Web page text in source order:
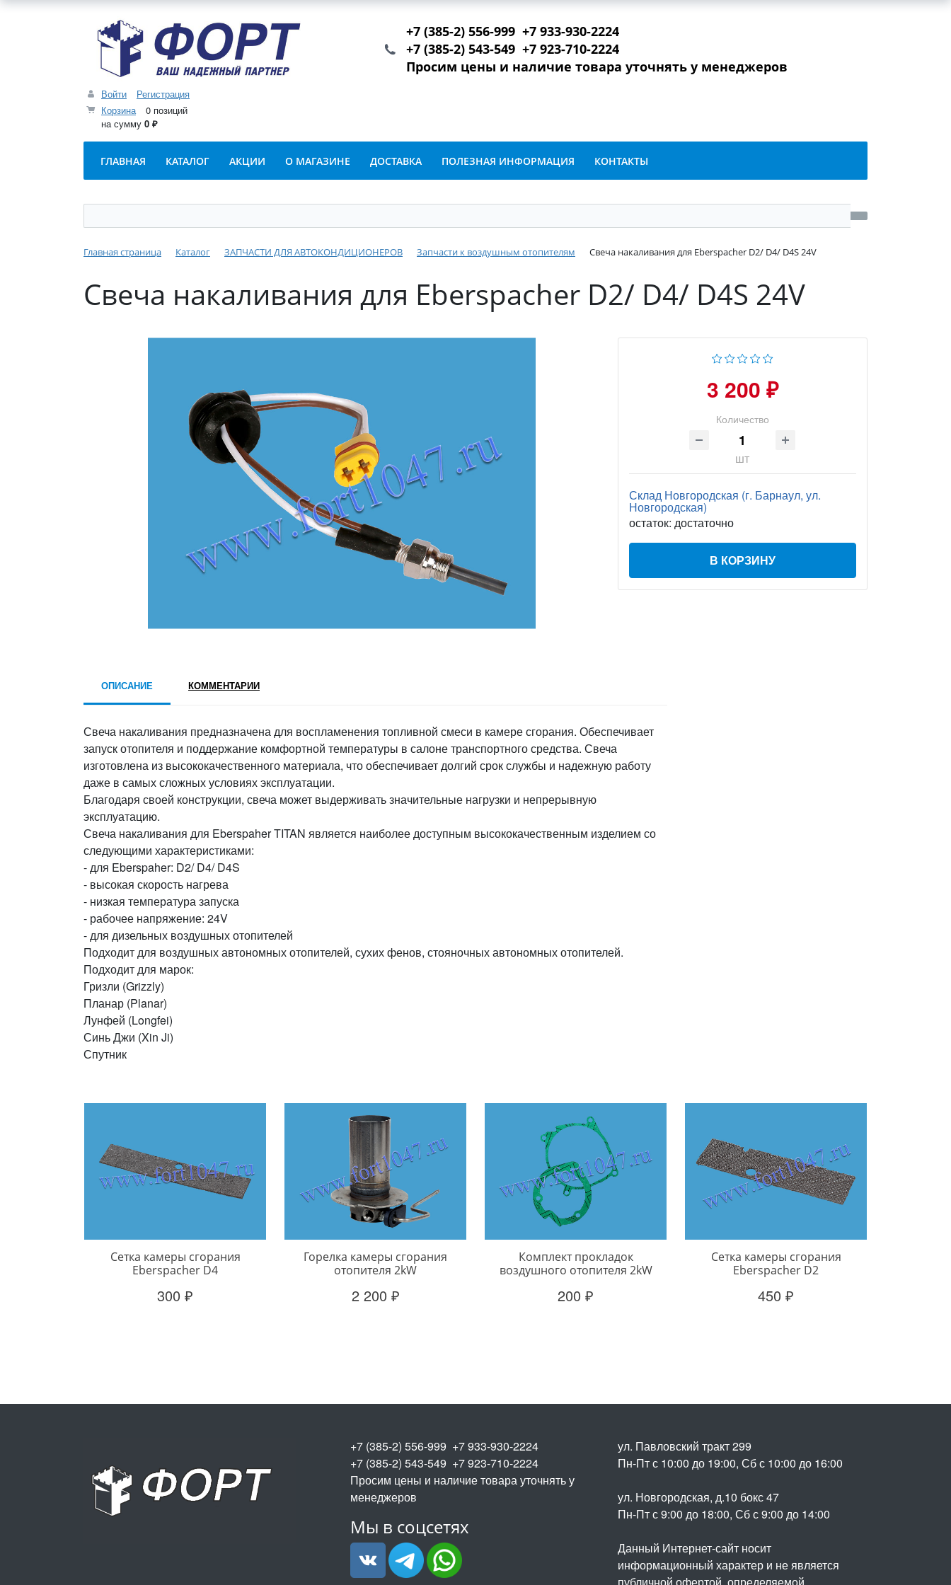
Войти
Регистрация
Корзина
0 позиций
на сумму 0 ₽
+7 (385-2) 556-999 +7 933-930-2224
+7 (385-2) 543-549 +7 923-710-2224
Просим цены и наличие товара уточнять у менеджеров
ГЛАВНАЯ КАТАЛОГ АКЦИИ О МАГАЗИНЕ ДОСТАВКА ПОЛЕЗНАЯ ИНФОРМАЦИЯ КОНТАКТЫ
Главная страница Каталог ЗАПЧАСТИ ДЛЯ АВТОКОНДИЦИОНЕРОВ Запчасти к воздушным отопителям Свеча накаливания для Eberspacher D2/ D4/ D4S 24V
Свеча накаливания для Eberspacher D2/ D4/ D4S 24V
3 200 ₽
Количество
шт
Склад Новгородская (г. Барнаул, ул.
Новгородская)
остаток: достаточно
В КОРЗИНУ
ОПИСАНИЕ КОММЕНТАРИИ
Свеча накаливания предназначена для воспламенения топливной смеси в камере сгорания. Обеспечивает
запуск отопителя и поддержание комфортной температуры в салоне транспортного средства. Свеча
изготовлена из высококачественного материала, что обеспечивает долгий срок службы и надежную работу
даже в самых сложных условиях эксплуатации.
Благодаря своей конструкции, свеча может выдерживать значительные нагрузки и непрерывную
эксплуатацию.
Свеча накаливания для Eberspaher TITAN является наиболее доступным высококачественным изделием со
следующими характеристиками:
- для Eberspaher: D2/ D4/ D4S
- высокая скорость нагрева
- низкая температура запуска
- рабочее напряжение: 24V
- для дизельных воздушных отопителей
Подходит для воздушных автономных отопителей, сухих фенов, стояночных автономных отопителей.
Подходит для марок:
Гризли (Grizzly)
Планар (Planar)
Лунфей (Longfei)
Синь Джи (Xin Ji)
Спутник
Сетка камеры сгорания
Eberspacher D4
300 ₽
Горелка камеры сгорания
отопителя 2kW
2 200 ₽
Комплект прокладок
воздушного отопителя 2kW
200 ₽
Сетка камеры сгорания
Eberspacher D2
450 ₽
+7 (385-2) 556-999 +7 933-930-2224
+7 (385-2) 543-549 +7 923-710-2224
Просим цены и наличие товара уточнять у
менеджеров
Мы в соцсетях
ул. Павловский тракт 299
Пн-Пт с 10:00 до 19:00, Сб с 10:00 до 16:00
ул. Новгородская, д.10 бокс 47
Пн-Пт с 9:00 до 18:00, Сб с 9:00 до 14:00
Данный Интернет-сайт носит
информационный характер и не является
публичной офертой, определяемой